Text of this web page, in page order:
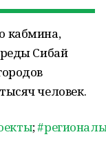
кабмина,
Сибай
человек.
;